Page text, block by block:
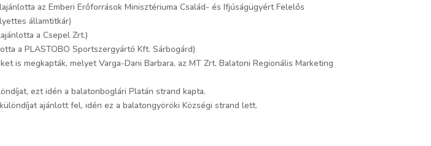
az Emberi Erőforrások Minisztériuma Család- és Ifjúságügyért Felelős
államtitkár)
a Csepel Zrt.)
a PLASTOBO Sportszergyártó Kft. Sárbogárd)
is megkapták, melyet Varga-Dani Barbara, az MT Zrt. Balatoni Regionális Marketing
ezt idén a balatonboglári Platán strand kapta.
ajánlott fel, idén ez a balatongyöröki Községi strand lett.